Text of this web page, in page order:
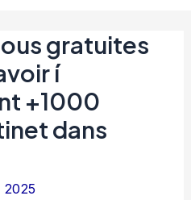
gratuites
í
+1000
dans
2025